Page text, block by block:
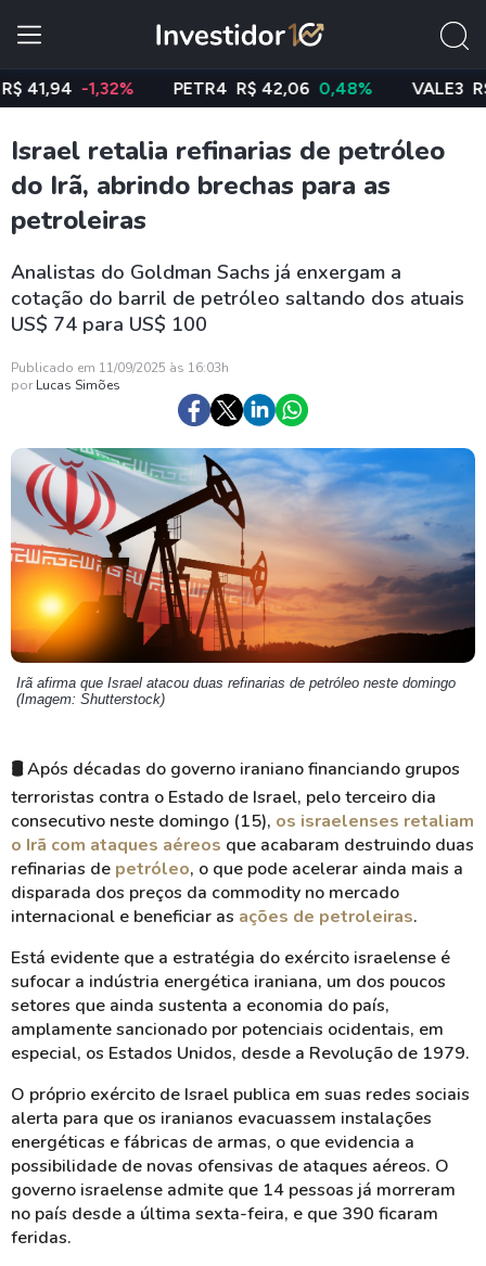
-1,32% PETR4 R$ 42,06 0,48% VALE3 R$ 75,41
Israel retalia refinarias de petróleo
do Irã, abrindo brechas para as
petroleiras
Analistas do Goldman Sachs já enxergam a
cotação do barril de petróleo saltando dos atuais
US$ 74 para US$ 100
Publicado em 11/09/2025 às 16:03h
por Lucas Simões
Irã afirma que Israel atacou duas refinarias de petróleo neste domingo
(Imagem: Shutterstock)
🛢️ Após décadas do governo iraniano financiando grupos
terroristas contra o Estado de Israel, pelo terceiro dia
consecutivo neste domingo (15), os israelenses retaliam
o Irã com ataques aéreos que acabaram destruindo duas
refinarias de petróleo, o que pode acelerar ainda mais a
disparada dos preços da commodity no mercado
internacional e beneficiar as ações de petroleiras.
Está evidente que a estratégia do exército israelense é
sufocar a indústria energética iraniana, um dos poucos
setores que ainda sustenta a economia do país,
amplamente sancionado por potenciais ocidentais, em
especial, os Estados Unidos, desde a Revolução de 1979.
O próprio exército de Israel publica em suas redes sociais
alerta para que os iranianos evacuassem instalações
energéticas e fábricas de armas, o que evidencia a
possibilidade de novas ofensivas de ataques aéreos. O
governo israelense admite que 14 pessoas já morreram
no país desde a última sexta-feira, e que 390 ficaram
feridas.